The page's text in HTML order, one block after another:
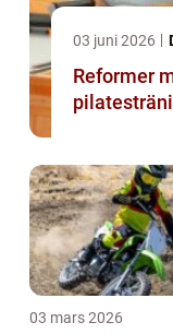
03 juni 2026
Reformer
03 mars 2026